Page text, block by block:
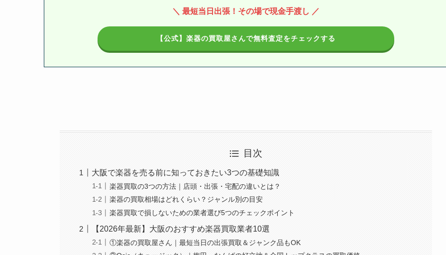
＼ 最短当日出張！その場で現金手渡し ／
【公式】楽器の買取屋さんで無料査定をチェックする
目次
大阪で楽器を売る前に知っておきたい3つの基礎知識
楽器買取の3つの方法｜店頭・出張・宅配の違いとは？
楽器の買取相場はどれくらい？ジャンル別の目安
楽器買取で損しないための業者選び5つのチェックポイント
【2026年最新】大阪のおすすめ楽器買取業者10選
①楽器の買取屋さん｜最短当日の出張買取＆ジャンク品もOK